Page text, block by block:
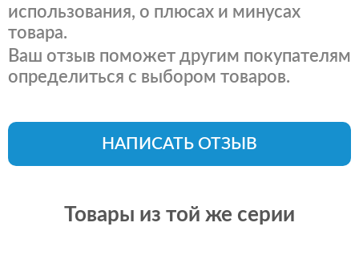
использования, о плюсах и минусах
товара.
Ваш отзыв поможет другим покупателям
определиться с выбором товаров.
НАПИСАТЬ ОТЗЫВ
Товары из той же серии